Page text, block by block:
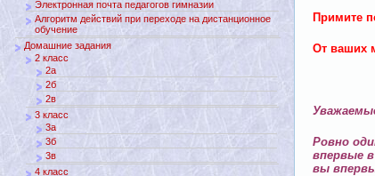
Примите
От ваших
Ровно
впервые
вы
Электронная почта педагогов гимназии
Алгоритм действий при переходе на дистанционное
обучение
Домашние задания
2 класс
2а
2б
2в
3 класс
3а
3б
3в
4 класс